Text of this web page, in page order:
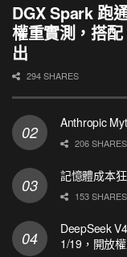
DGX Spark 跑
權重實測，搭
出
294 SHARES
Anthropic
206 SHARES
記憶體成本
153 SHARES
DeepSeek
1/19，開放